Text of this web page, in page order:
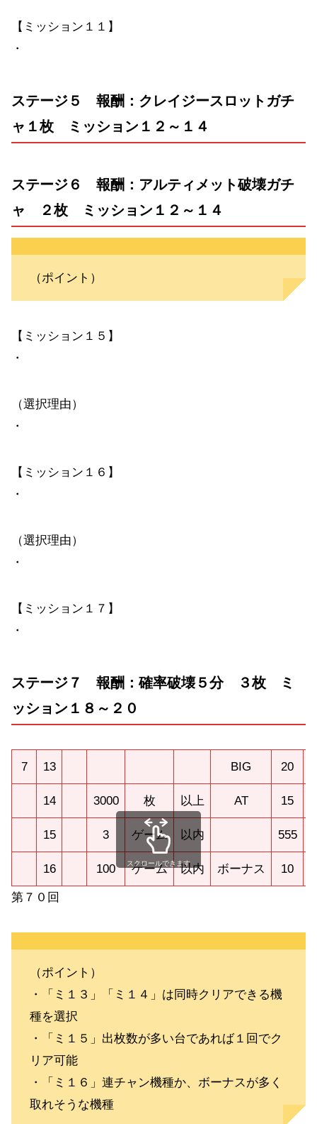
【ミッション１１】
・
ステージ５ 報酬：クレイジースロットガチ
ャ１枚 ミッション１２～１４
ステージ６ 報酬：アルティメット破壊ガチ
ャ ２枚 ミッション１２～１４
（ポイント）
【ミッション１５】
・
（選択理由）
・
【ミッション１６】
・
（選択理由）
・
【ミッション１７】
・
ステージ７ 報酬：確率破壊５分 ３枚 ミ
ッション１８～２０
7 13 BIG 20
14 3000 枚 以上 AT 15
15 3 ゲーム 以内 555
16 100 ゲーム 以内 ボーナス 10
第７０回
スクロールできます
（ポイント）
・「ミ１３」「ミ１４」は同時クリアできる機
種を選択
・「ミ１５」出枚数が多い台であれば１回でク
リア可能
・「ミ１６」連チャン機種か、ボーナスが多く
取れそうな機種